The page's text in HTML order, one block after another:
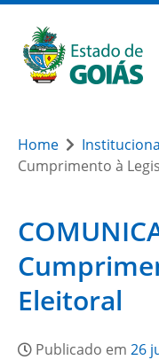
Home
Cumprimento à
Eleitoral
Publicado em 26